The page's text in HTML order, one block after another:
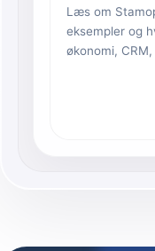
Læs om
eksempler og
økonomi,